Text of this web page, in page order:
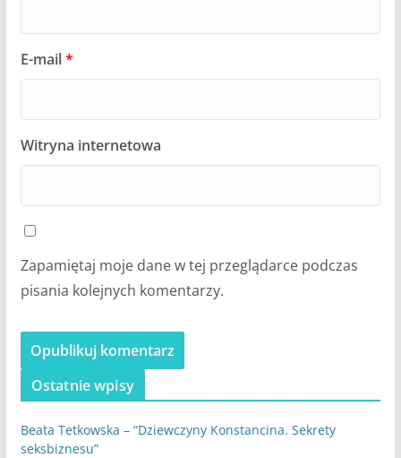
E-mail*
Witryna internetowa
Zapamiętaj moje dane w tej przeglądarce podczas
pisania kolejnych komentarzy.
Ostatnie wpisy
Beata Tetkowska – “Dziewczyny Konstancina. Sekrety
seksbiznesu”